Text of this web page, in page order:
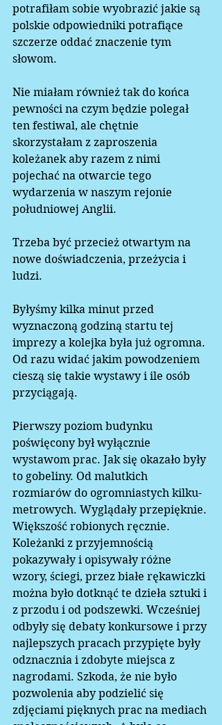
potrafiłam sobie wyobrazić jakie są
polskie odpowiedniki potrafiące
szczerze oddać znaczenie tym
słowom.
Nie miałam również tak do końca
pewności na czym będzie polegał
ten festiwal, ale chętnie
skorzystałam z zaproszenia
koleżanek aby razem z nimi
pojechać na otwarcie tego
wydarzenia w naszym rejonie
południowej Anglii.
Trzeba być przecież otwartym na
nowe doświadczenia, przeżycia i
ludzi.
Byłyśmy kilka minut przed
wyznaczoną godziną startu tej
imprezy a kolejka była już ogromna.
Od razu widać jakim powodzeniem
cieszą się takie wystawy i ile osób
przyciągają.
Pierwszy poziom budynku
poświęcony był wyłącznie
wystawom prac. Jak się okazało były
to gobeliny. Od malutkich
rozmiarów do ogromniastych kilku-
metrowych. Wyglądały przepięknie.
Większość robionych ręcznie.
Koleżanki z przyjemnością
pokazywały i opisywały różne
wzory, ściegi, przez białe rękawiczki
można było dotknąć te dzieła sztuki i
z przodu i od podszewki. Wcześniej
odbyły się debaty konkursowe i przy
najlepszych pracach przypięte były
odznacznia i zdobyte miejsca z
nagrodami. Szkoda, że nie było
pozwolenia aby podzielić się
zdjęciami pięknych prac na mediach